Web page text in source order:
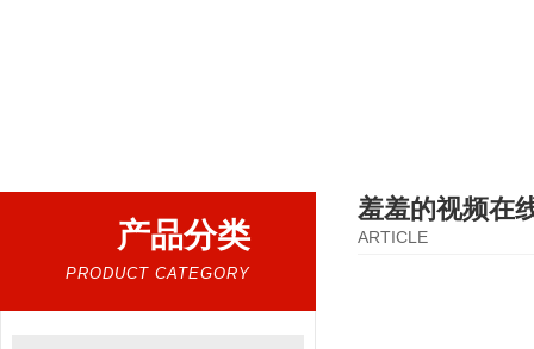
产品分类
PRODUCT CATEGORY
羞羞的视频在
ARTICLE